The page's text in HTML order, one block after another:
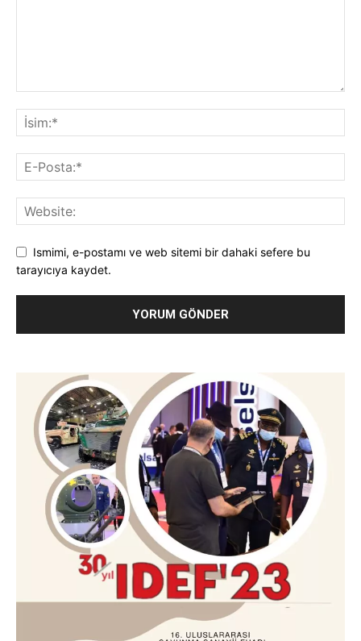
Ismimi, e-postamı ve web sitemi bir dahaki sefere bu
tarayıcıya kaydet.